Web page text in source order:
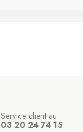
Service client au
03 20 24 74 15